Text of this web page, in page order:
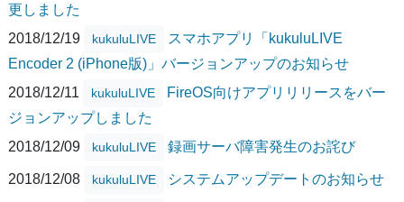
更しました
2018/12/19
kukuluLIVE
スマホアプリ「kukuluLIVE
Encoder 2 (iPhone版)」バージョンアップのお知らせ
2018/12/11
kukuluLIVE
FireOS向けアプリリリースをバー
ジョンアップしました
2018/12/09
kukuluLIVE 録画サーバ障害発生のお詫び
2018/12/08 kukuluLIVE システムアップデートのお知らせ